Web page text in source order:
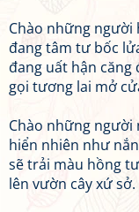
Chào những người
đang tâm tư bốc
đang uất hận căng
gọi tương lai mở
Chào những người
hiển nhiên như
sẽ trải màu hồng
lên vườn cây xứ sở.